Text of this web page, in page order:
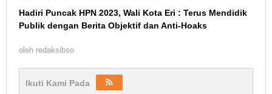
Hadiri Puncak HPN 2023, Wali Kota Eri : Terus Mendidik
Publik dengan Berita Objektif dan Anti-Hoaks
oleh redaksibso
Ikuti Kami Pada